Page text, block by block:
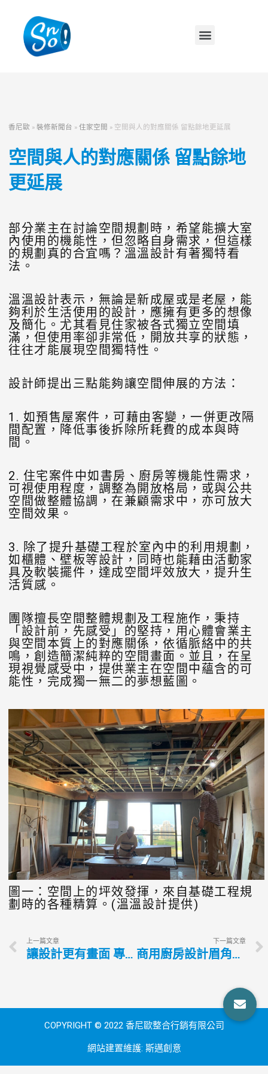
香尼歐 »裝修新聞台 »住家空間 » 空間與人的對應關係 留點餘地更延展
空間與人的對應關係 留點餘地
更延展
部分業主在討論空間規劃時，希望能擴大室
內使用的機能性，但忽略自身需求，但這樣
的規劃真的合宜嗎？溫溫設計有著獨特看
法。
溫溫設計表示，無論是新成屋或是老屋，能
夠利於生活使用的設計，應擁有更多的想像
及簡化。尤其看見住家被各式獨立空間填
滿，但使用率卻非常低，開放共享的狀態，
往往才能展現空間獨特性。
設計師提出三點能夠讓空間伸展的方法：
1. 如預售屋案件，可藉由客變，一併更改隔
間配置，降低事後拆除所耗費的成本與時
間。
2. 住宅案件中如書房、廚房等機能性需求，
可視使用程度，調整為開放格局，或與公共
空間做整體協調，在兼顧需求中，亦可放大
空間效果。
3. 除了提升基礎工程於室內中的利用規劃，
如櫃體、壁板等設計，同時也能藉由活動家
具及軟裝擺件，達成空間坪效放大，提升生
活質感。
團隊擅長空間整體規劃及工程施作，秉持
「設計前，先感受」的堅持，用心體會業主
與空間本質上的對應關係，依循脈絡中的共
鳴，創造簡潔純粹的空間畫面。並且，在呈
現視覺感受中，提供業主在空間中蘊含的可
能性，完成獨一無二的夢想藍圖。
圖一：空間上的坪效發揮，來自基礎工程規
劃時的各種精算。(溫溫設計提供)
上一篇文章
讓設計更有畫面 專業工法實現美好藍圖
下一篇文章
商用廚房設計眉角多 常見細節要兼顧
COPYRIGHT © 2022 香尼歐整合行銷有限公司
網站建置維護: 斯邁創意